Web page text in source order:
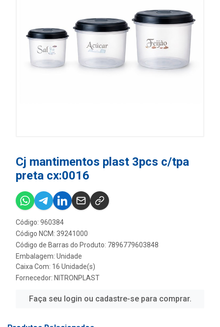
Cj mantimentos plast 3pcs c/tpa
preta cx:0016
Código: 960384
Código NCM: 39241000
Código de Barras do Produto: 7896779603848
Embalagem: Unidade
Caixa Com: 16 Unidade(s)
Fornecedor: NITRONPLAST
Faça seu login ou cadastre-se para comprar.